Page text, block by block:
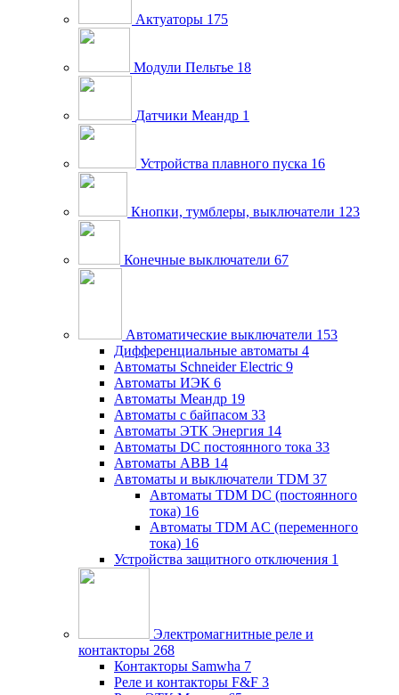
Актуаторы 175
Модули Пельтье 18
Датчики Меандр 1
Устройства плавного пуска 16
Кнопки, тумблеры, выключатели 123
Конечные выключатели 67
Автоматические выключатели 153
Дифференциальные автоматы 4
Автоматы Schneider Electric 9
Автоматы ИЭК 6
Автоматы Меандр 19
Автоматы с байпасом 33
Автоматы ЭТК Энергия 14
Автоматы DC постоянного тока 33
Автоматы ABB 14
Автоматы и выключатели TDM 37
Автоматы TDM DC (постоянного
тока) 16
Автоматы TDM AC (переменного
тока) 16
Устройства защитного отключения 1
Электромагнитные реле и
контакторы 268
Контакторы Samwha 7
Реле и контакторы F&F 3